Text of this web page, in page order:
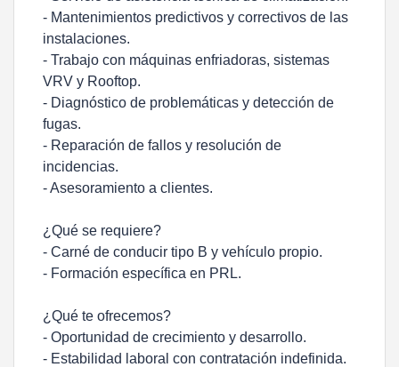
- Mantenimientos predictivos y correctivos de las
instalaciones.
- Trabajo con máquinas enfriadoras, sistemas
VRV y Rooftop.
- Diagnóstico de problemáticas y detección de
fugas.
- Reparación de fallos y resolución de
incidencias.
- Asesoramiento a clientes.
¿Qué se requiere?
- Carné de conducir tipo B y vehículo propio.
- Formación específica en PRL.
¿Qué te ofrecemos?
- Oportunidad de crecimiento y desarrollo.
- Estabilidad laboral con contratación indefinida.